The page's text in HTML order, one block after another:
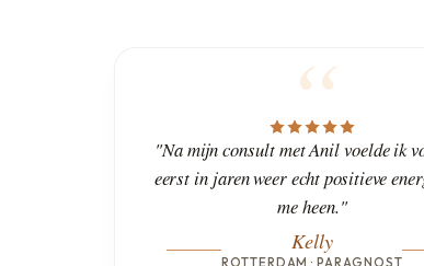
"Na mijn consult met Anil voelde ik
eerst in jaren weer echt positieve
me heen."
Kelly
ROTTERDAM · PARAGNOST